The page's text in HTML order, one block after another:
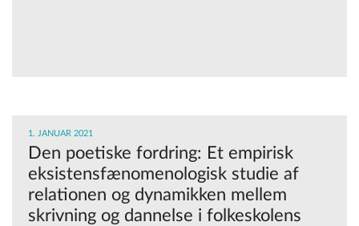
1. JANUAR 2021
Den poetiske fordring: Et empirisk
eksistensfænomenologisk studie af
relationen og dynamikken mellem
skrivning og dannelse i folkeskolens